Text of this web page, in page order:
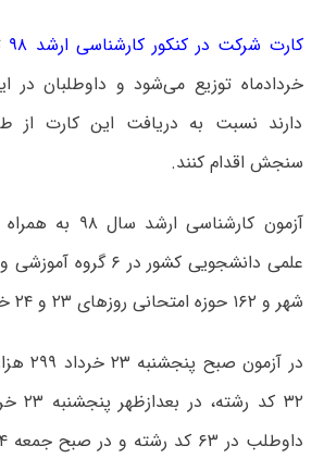
کارت شرکت در کنکور کارشناسی ارشد ۹۸
خردادماه توزیع می‌شود و داوطلبان در
دارند نسبت به دریافت این کارت از
سنجش اقدام کنند.
آزمون کارشناسی
شهر و ۱۶۲ حوزه امتحانی روزهای ۲۳ و ۲۴ خرداد برگزار می‌شود.